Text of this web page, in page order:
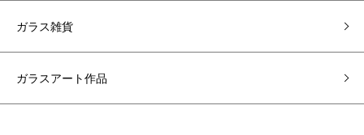
ガラス雑貨
ガラスアート作品